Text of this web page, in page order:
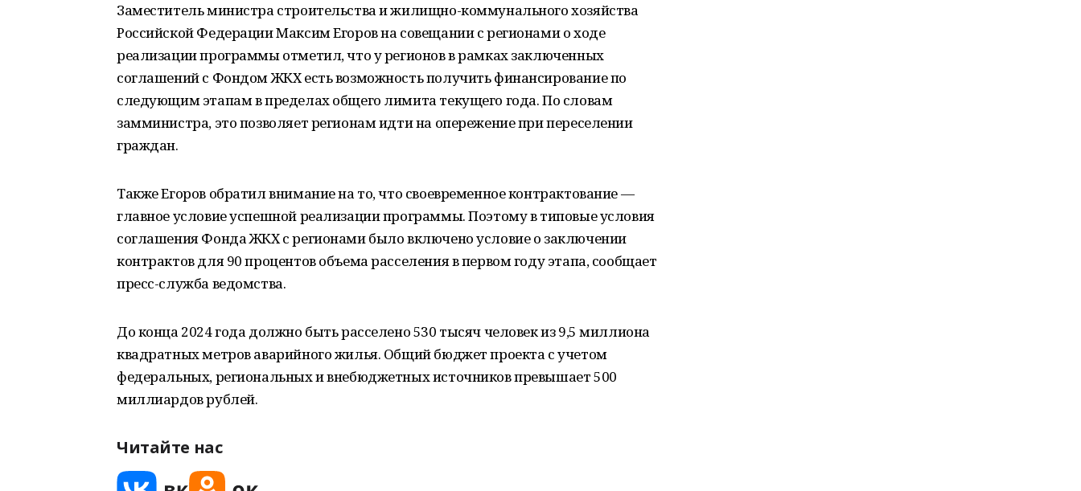
Заместитель министра строительства и жилищно-коммунального хозяйства
Российской Федерации Максим Егоров на совещании с регионами о ходе
реализации программы отметил, что у регионов в рамках заключенных
соглашений с Фондом ЖКХ есть возможность получить финансирование по
следующим этапам в пределах общего лимита текущего года. По словам
замминистра, это позволяет регионам идти на опережение при переселении
граждан.
Также Егоров обратил внимание на то, что своевременное контрактование —
главное условие успешной реализации программы. Поэтому в типовые условия
соглашения Фонда ЖКХ с регионами было включено условие о заключении
контрактов для 90 процентов объема расселения в первом году этапа, сообщает
пресс-служба ведомства.
До конца 2024 года должно быть расселено 530 тысяч человек из 9,5 миллиона
квадратных метров аварийного жилья. Общий бюджет проекта с учетом
федеральных, региональных и внебюджетных источников превышает 500
миллиардов рублей.
Читайте нас